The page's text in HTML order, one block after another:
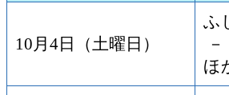
10月4日（土曜日）
ふ
ほ